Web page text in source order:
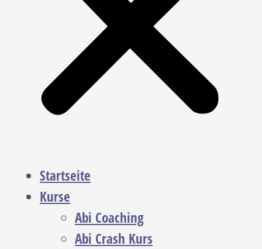
Startseite
Kurse
Abi Coaching
Abi Crash Kurs